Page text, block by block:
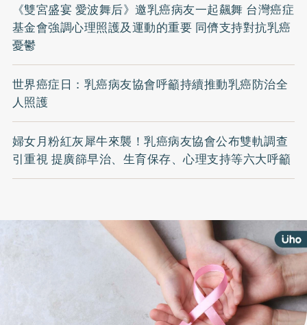
《雙宮盛宴 愛波舞后》邀乳癌病友一起飆舞 台灣癌症
基金會強調心理照護及運動的重要 同儕支持對抗乳癌
憂鬱
世界癌症日：乳癌病友協會呼籲持續推動乳癌防治全
人照護
婦女月粉紅灰犀牛來襲！乳癌病友協會公布雙軌調查
引重視 提廣篩早治、生育保存、心理支持等六大呼籲